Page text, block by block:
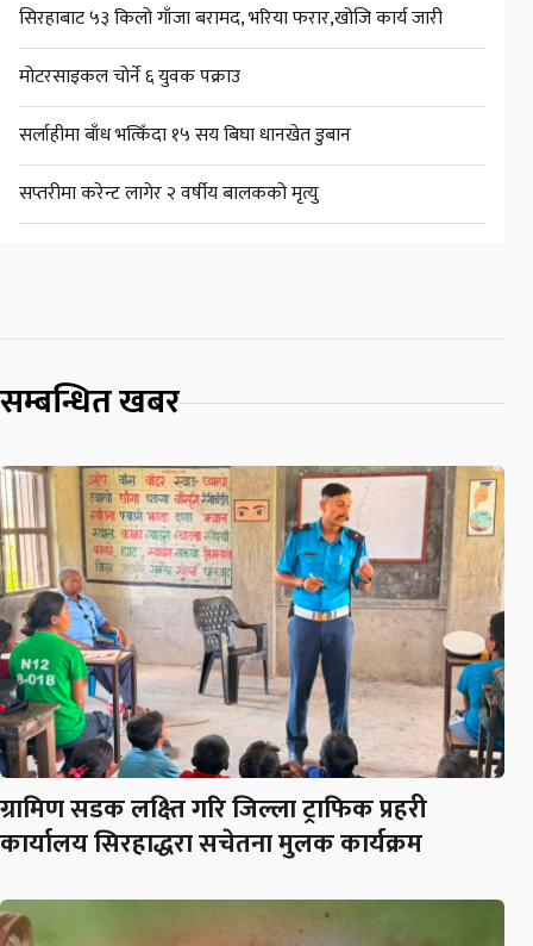
सिरहाबाट ५३ किलो गाँजा बरामद, भरिया फरार,खोजि कार्य जारी
मोटरसाइकल चोर्ने ६ युवक पक्राउ
सर्लाहीमा बाँध भत्किँदा १५ सय बिघा धानखेत डुबान
सप्तरीमा करेन्ट लागेर २ वर्षीय बालकको मृत्यु
सम्बन्धित खबर
ग्रामिण सडक लक्ष्ति गरि जिल्ला ट्राफिक प्रहरी
कार्यालय सिरहाद्धरा सचेतना मुलक कार्यक्रम